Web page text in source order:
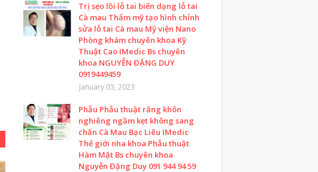
Trị sẹo lồi lỗ tai biến dạng lỗ tai
Cà mau Thẩm mỹ tạo hình chỉnh
sửa lỗ tai Cà mau Mỹ viện Nano
Phòng khám chuyên khoa Kỹ
Thuật Cao IMedic Bs chuyên
khoa NGUYỄN ĐẶNG DUY
0919449459
January 03, 2023
Phẫu Phẫu thuật răng khôn
nghiêng ngầm kẹt không sang
chấn Cà Mau Bạc Liêu IMedic
Thế giới nha khoa Phẫu thuật
Hàm Mặt Bs chuyên khoa
Nguyễn Đặng Duy 091 944 94 59